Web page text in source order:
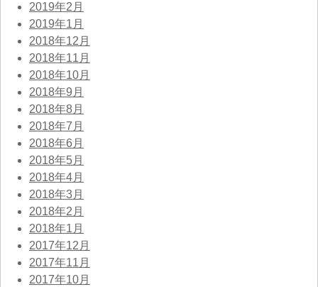
2019年2月
2019年1月
2018年12月
2018年11月
2018年10月
2018年9月
2018年8月
2018年7月
2018年6月
2018年5月
2018年4月
2018年3月
2018年2月
2018年1月
2017年12月
2017年11月
2017年10月